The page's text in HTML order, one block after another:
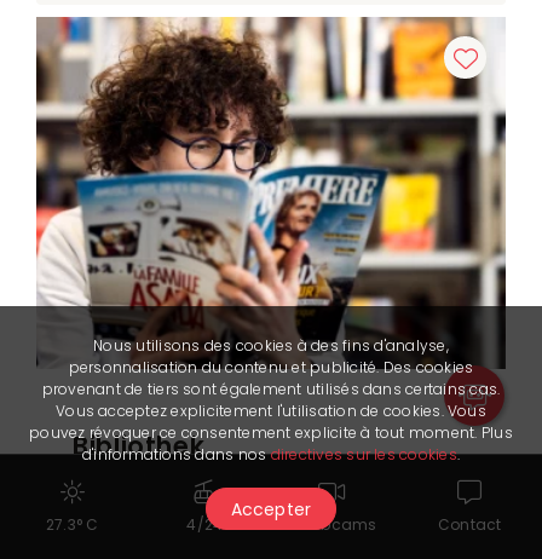
Bibliothek
von Crans-Montana
30‘000 Kinder- und Erwachsenenbücher,
27.3° C 4/24 Webcams Contact
Nous utilisons des cookies à des fins d'analyse,
personnalisation du contenu et publicité. Des cookies
provenant de tiers sont également utilisés dans certains cas.
Vous acceptez explicitement l'utilisation de cookies. Vous
pouvez révoquer ce consentement explicite à tout moment. Plus
d'informations dans nosdirectives sur les cookies.
Accepter